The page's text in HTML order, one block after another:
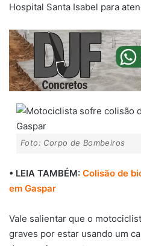
Hospital Santa Isabel para
Foto: Corpo de Bombeiros
• LEIA TAMBÉM: Colisão de
em Gaspar
Vale salientar que o
graves por estar usando um